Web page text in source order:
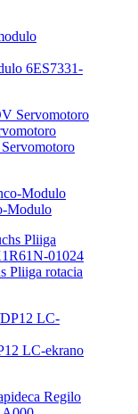
6ES7331-
Modulo
Pliiga rotacia
LC-ekrano